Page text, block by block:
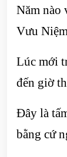
Năm nào
Vưu
Lúc mới
đến giờ
Đây là
bằng cứ